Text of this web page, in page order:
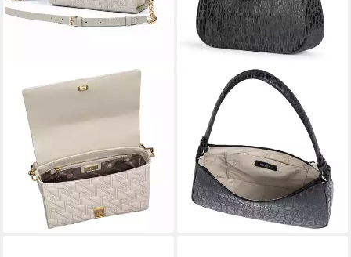
ROECKL
Handtasche EMILIA QUILTED,
Umhängetasche mit Logo
Aufdruck
449,25 €
UVP599,00 €
-25%
lieferbar - in 5-6 Werktagen bei dir
Schultertasche CLEO SMALL
CROCO SILVER
224,25 €
-25%
lieferbar - in 5-6 Werktagen bei dir